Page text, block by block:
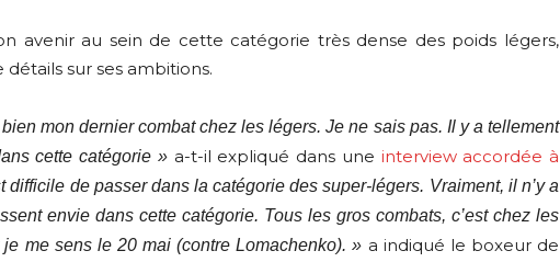
avenir au sein de cette catégorie très dense des poids légers,
détails sur ses ambitions.
bien mon dernier combat chez les légers. Je ne sais pas. Il y a tellement
cette catégorie »a-t-il expliqué dans une interview accordée à
difficile de passer dans la catégorie des super-légers. Vraiment, il n’y a
envie dans cette catégorie. Tous les gros combats, c’est chez les
me sens le 20 mai (contre Lomachenko). » a indiqué le boxeur de